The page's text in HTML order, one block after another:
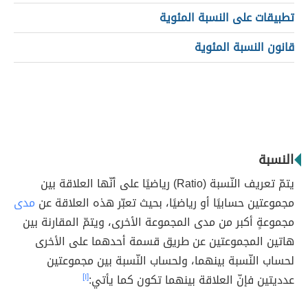
تطبيقات على النسبة المئوية
قانون النسبة المئوية
النسبة
يتمّ تعريف النّسبة (Ratio) رياضيًا على أنّها العلاقة بين
مجموعتين حسابيًا أو رياضيًا، بحيث تعبّر هذه العلاقة عن مدى
مجموعةٍ أكبر من مدى المجموعة الأخرى، ويتمّ المقارنة بين
هاتين المجموعتين عن طريق قسمة أحدهما على الأخرى
لحساب النّسبة بينهما، ولحساب النّسبة بين مجموعتين
عدديتين فإنّ العلاقة بينهما تكون كما يأتي:[١]